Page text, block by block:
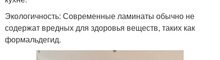
Экологичность: Современные ламинаты обычно не
содержат вредных для здоровья веществ, таких как
формальдегид.